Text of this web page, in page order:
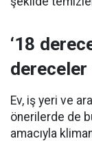
‘18
dereceler
Ev, iş yeri ve
önerilerde de
amacıyla